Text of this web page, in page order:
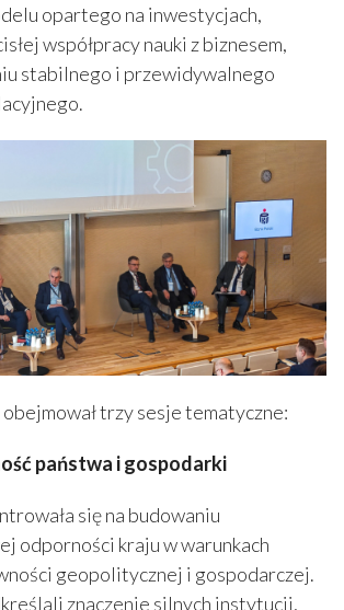
opartego na inwestycjach,
współpracy nauki z biznesem,
stabilnego i przewidywalnego
trzy sesje tematyczne:
państwa i gospodarki
się na budowaniu
odporności kraju w warunkach
geopolitycznej i gospodarczej.
znaczenie silnych instytucji,